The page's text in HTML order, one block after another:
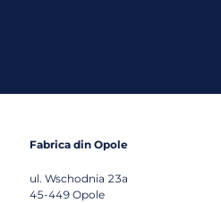
Fabrica din Opole
ul. Wschodnia 23a
45-449 Opole